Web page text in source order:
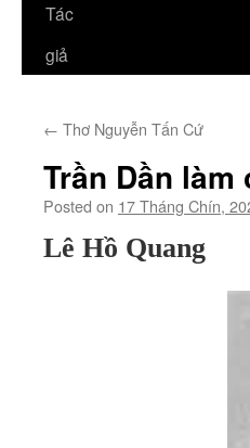
Tác
giả
← Thơ Nguyễn Tấn Cứ
Trần Dần làm
Posted on 17 Tháng Chín,
Lê Hồ Quang